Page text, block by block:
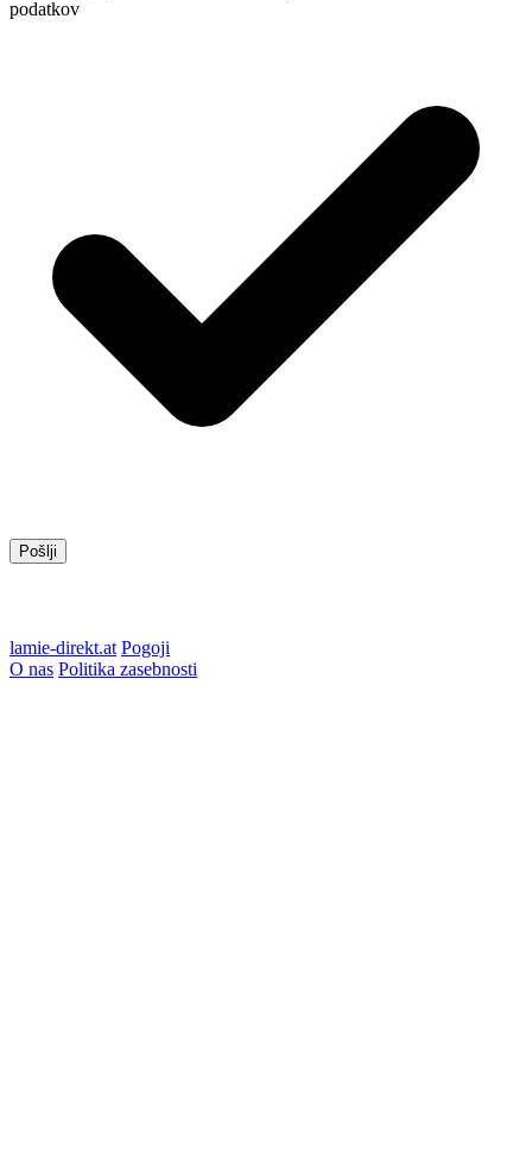
podatkov
Pošlji
lamie-direkt.at Pogoji
O nas Politika zasebnosti